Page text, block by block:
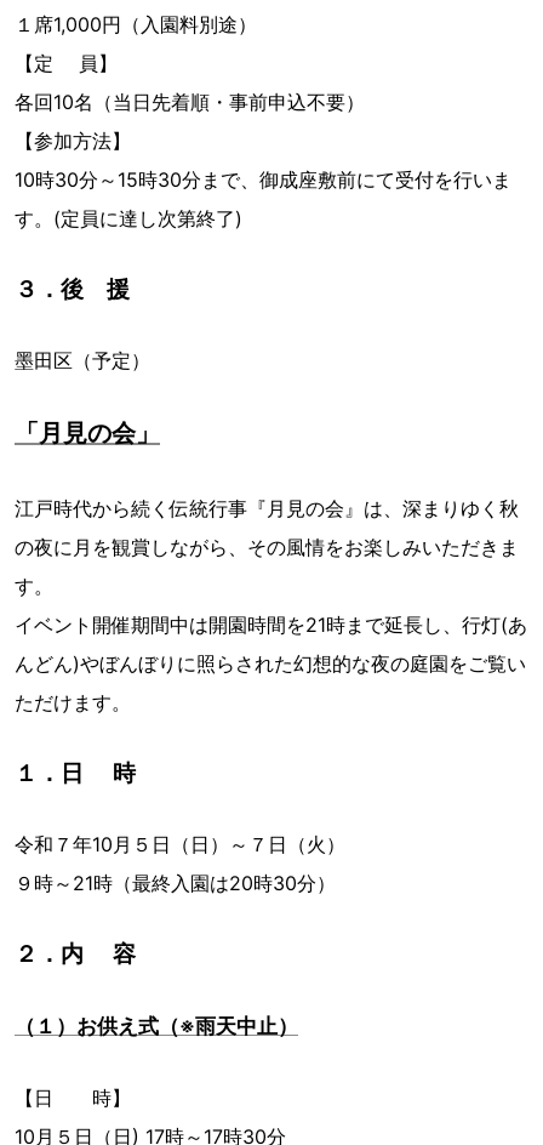
１席1,000円（入園料別途）
【定 員】
各回10名（当日先着順・事前申込不要）
【参加方法】
10時30分～15時30分まで、御成座敷前にて受付を行いま
す。(定員に達し次第終了)
３．後 援
墨田区（予定）
「月見の会」
江戸時代から続く伝統行事『月見の会』は、深まりゆく秋
の夜に月を観賞しながら、その風情をお楽しみいただきま
す。
イベント開催期間中は開園時間を21時まで延長し、行灯(あ
んどん)やぼんぼりに照らされた幻想的な夜の庭園をご覧い
ただけます。
１．日 時
令和７年10月５日（日）～７日（火）
９時～21時（最終入園は20時30分）
２．内 容
（１）お供え式（※雨天中止）
【日 時】
10月５日（日) 17時～17時30分